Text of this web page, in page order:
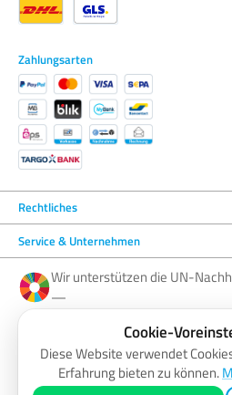
Zahlungsarten
Rechtliches
Service & Unternehmen
Wir unterstützen die UN-
—
Barrierefreiheitserklärung Datenschutzerklärung
Cookie-
Diese Website verwendet
Erfahrung bieten zu können.